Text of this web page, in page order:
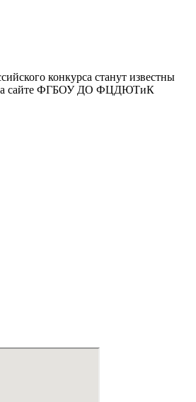
конкурса станут известны
на сайте ФГБОУ ДО ФЦДЮТиК